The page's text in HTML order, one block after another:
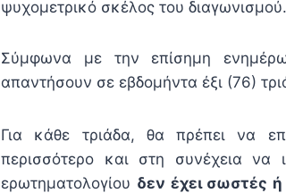
ψυχομετρικό σκέλος του διαγωνισμού.
Σύμφωνα με την επίσημη
απαντήσουν σε εβδομήντα έξι (76)
Για κάθε τριάδα, θα πρέπει να
περισσότερο και στη συνέχεια να
ερωτηματολογίου δεν έχει σωστές